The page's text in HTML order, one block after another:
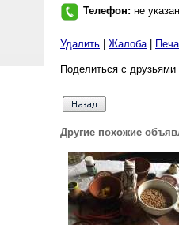
Телефон: не указан
Удалить Жалоба|
Поделиться с
Другие похожие